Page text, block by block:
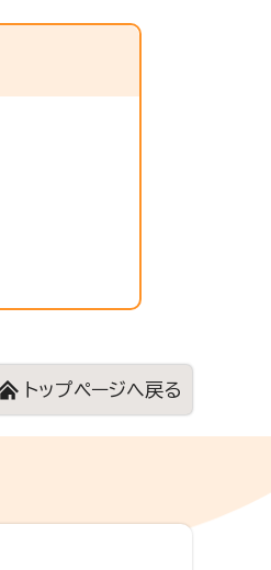
トップページへ戻る